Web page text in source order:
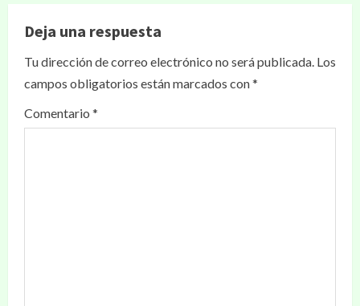
Deja una respuesta
Tu dirección de correo electrónico no será publicada. Los
campos obligatorios están marcados con*
Comentario *